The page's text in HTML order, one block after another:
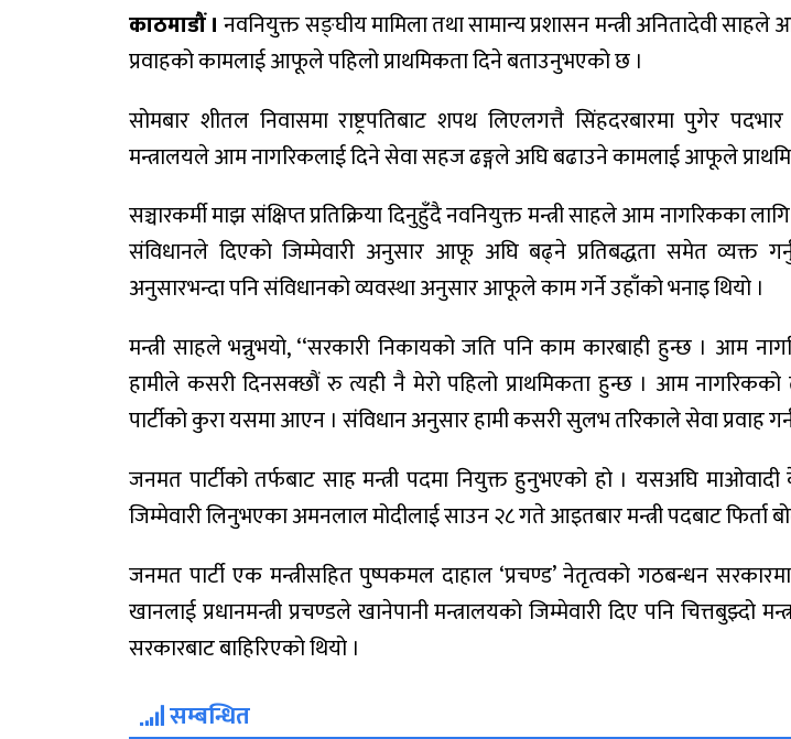
काठमाडौं । नवनियुक्त सङ्घीय मामिला तथा सामान्य प्रशासन मन्त्री अनितादेवी
प्रवाहको कामलाई आफूले पहिलो प्राथमिकता दिने बताउनुभएको छ ।
सोमबार शीतल निवासमा राष्ट्रपतिबाट शपथ लिएलगत्तै सिंहदरबारमा पुगेर
मन्त्रालयले आम नागरिकलाई दिने सेवा सहज ढङ्गले अघि बढाउने कामलाई आफूले
सञ्चारकर्मी माझ संक्षिप्त प्रतिक्रिया दिनुहुँदै नवनियुक्त मन्त्री साहले आम नागरिकका
संविधानले दिएको जिम्मेवारी अनुसार आफू अघि बढ्ने प्रतिबद्धता समेत व्यक्त
अनुसारभन्दा पनि संविधानको व्यवस्था अनुसार आफूले काम गर्ने उहाँको भनाइ थियो ।
मन्त्री साहले भन्नुभयो, ‘‘सरकारी निकायको जति पनि काम कारबाही हुन्छ । आम
हामीले कसरी दिनसक्छौं रु त्यही नै मेरो पहिलो प्राथमिकता हुन्छ । आम
पार्टीको कुरा यसमा आएन । संविधान अनुसार हामी कसरी सुलभ तरिकाले सेवा प्रवाह
जनमत पार्टीको तर्फबाट साह मन्त्री पदमा नियुक्त हुनुभएको हो । यसअघि माओवादी
जिम्मेवारी लिनुभएका अमनलाल मोदीलाई साउन २८ गते आइतबार मन्त्री पदबाट फिर्ता
जनमत पार्टी एक मन्त्रीसहित पुष्पकमल दाहाल ‘प्रचण्ड’ नेतृत्वको गठबन्धन
खानलाई प्रधानमन्त्री प्रचण्डले खानेपानी मन्त्रालयको जिम्मेवारी दिए पनि चित्तबुझ्दो
सरकारबाट बाहिरिएको थियो ।
सम्बन्धित